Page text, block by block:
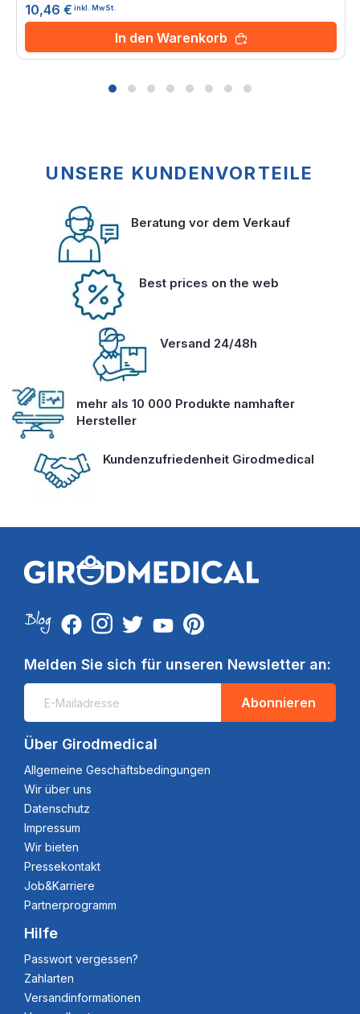
10,46 € inkl. MwSt.
In den Warenkorb
UNSERE KUNDENVORTEILE
Beratung vor dem Verkauf
Best prices on the web
Versand 24/48h
mehr als 10 000 Produkte namhafter
Hersteller
Kundenzufriedenheit Girodmedical
Melden Sie sich für unseren Newsletter an:
Abonnieren
Über Girodmedical
Allgemeine Geschäftsbedingungen
Wir über uns
Datenschutz
Impressum
Wir bieten
Pressekontakt
Job&Karriere
Partnerprogramm
Hilfe
Passwort vergessen?
Zahlarten
Versandinformationen